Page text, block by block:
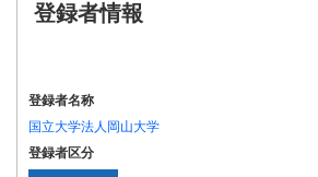
登録者情報
登録者名称
国立大学法人岡山大学
登録者区分